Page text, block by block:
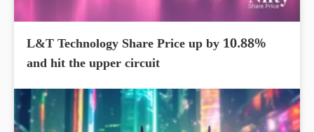
L&T Technology Share Price up by 10.88%
and hit the upper circuit